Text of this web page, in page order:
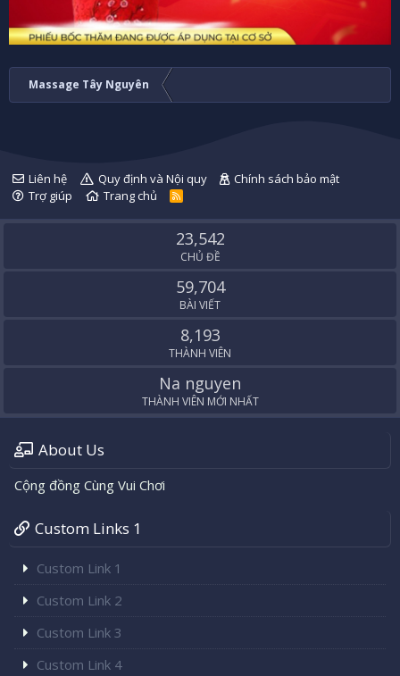
Massage Tây Nguyên
Liên hệ Quy định và Nội quy
Chính sách bảo mật
Trợ giúp
Trang chủ
R
S
23,542
CHỦ ĐỀ
59,704
BÀI VIẾT
8,193
THÀNH VIÊN
Na nguyen
THÀNH VIÊN MỚI NHẤT
About Us
Cộng đồng Cùng Vui Chơi
Custom Links 1
Custom Link 1
Custom Link 2
Custom Link 3
Custom Link 4